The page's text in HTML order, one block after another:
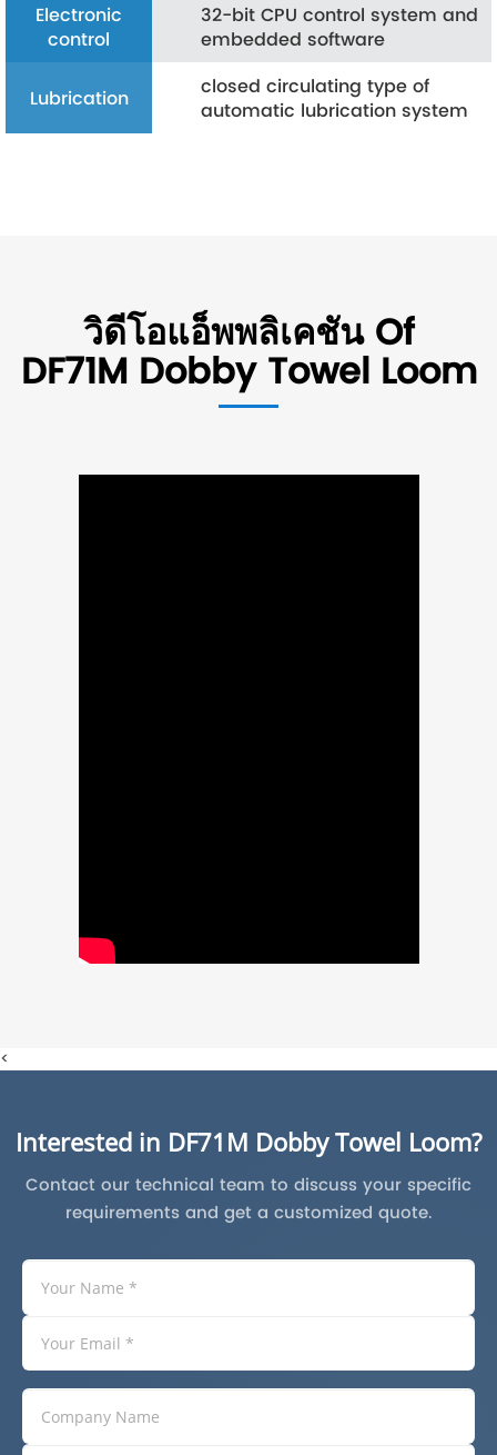
Electronic
control
32-bit CPU control system and
embedded software
Lubrication
closed circulating type of
automatic lubrication system
วิดีโอแอ็พพลิเคชัน Of
DF71M Dobby Towel Loom
<
Interested in DF71M Dobby Towel Loom?
Contact our technical team to discuss your specific
requirements and get a customized quote.